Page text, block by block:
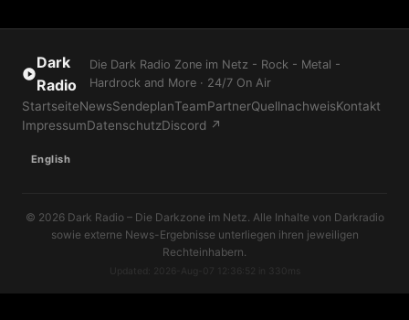
Dark
Radio
Die Dark Radio Zone im Netz - Rock - Metal -
Hardrock and More · 24/7 On Air
StartseiteNewsSendeplanTeamPartnerQuellnachweisKontakt
ImpressumDatenschutzDiscord ↗
English
© 2026 Dark Radio – Die Darkzone im Netz. Alle Inhalte von Darkradio
sowie externe News-Ergebnisse unterliegen ihren jeweiligen
Rechteinhabern.
Updated: 2026-Aug-07 12:36:52 in 330ms